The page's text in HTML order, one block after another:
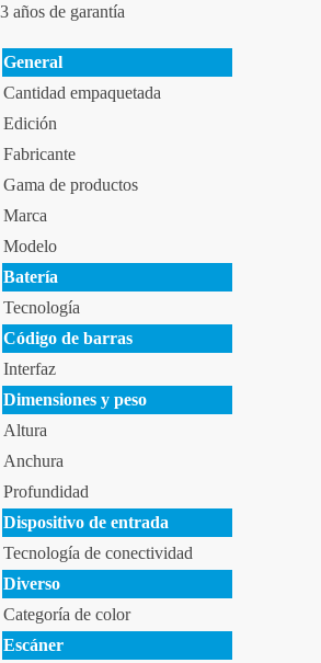
3 años de garantía
General
Cantidad empaquetada
Edición
Fabricante
Gama de productos
Marca
Modelo
Batería
Tecnología
Código de barras
Interfaz
Dimensiones y peso
Altura
Anchura
Profundidad
Dispositivo de entrada
Tecnología de conectividad
Diverso
Categoría de color
Escáner